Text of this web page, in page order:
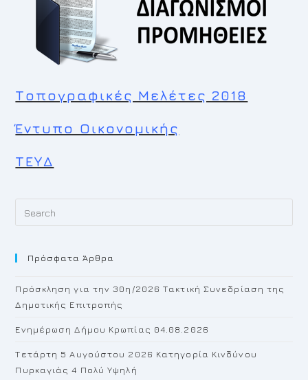
Τοπογραφικές Μελέτες 2018
Έντυπο Οικονομικής
ΤΕΥΔ
Πρόσφατα Άρθρα
Πρόσκληση για την 30η/2026 Τακτική Συνεδρίαση της
Δημοτικής Επιτροπής
Ενημέρωση Δήμου Κρωπίας 04.08.2026
Τετάρτη 5 Αυγούστου 2026 Κατηγορία Κινδύνου
Πυρκαγιάς 4 Πολύ Υψηλή